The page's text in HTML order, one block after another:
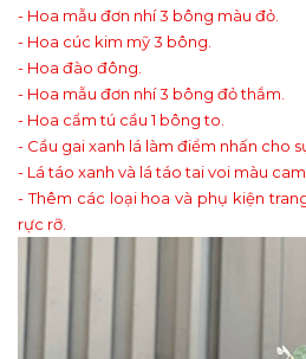
- Hoa mẫu đơn nhí 3 bông màu đỏ.
- Hoa cúc kim mỹ 3 bông.
- Hoa đào đông.
- Hoa mẫu đơn nhí 3 bông đỏ thắm.
- Hoa cẩm tú cầu 1 bông to.
- Cầu gai xanh lá làm điểm nhấn cho
- Lá táo xanh và lá táo tai voi màu cam.
- Thêm các loại hoa và phụ kiện
rực rỡ.